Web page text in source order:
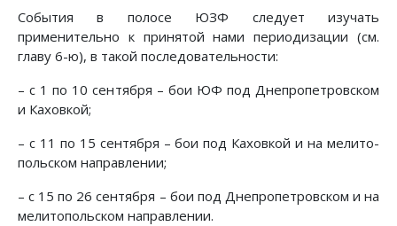
События в полосе ЮЗФ следует изучать
применительно к принятой нами периодизации (см.
главу 6-ю), в такой по­следовательности:
– с 1 по 10 сентября – бои ЮФ под Днепропетровском
и Каховкой;
– с 11 по 15 сентября – бои под Каховкой и на мелито­
польском направлении;
– с 15 по 26 сентября – бои под Днепропетровском и на
мелитопольском направлении.